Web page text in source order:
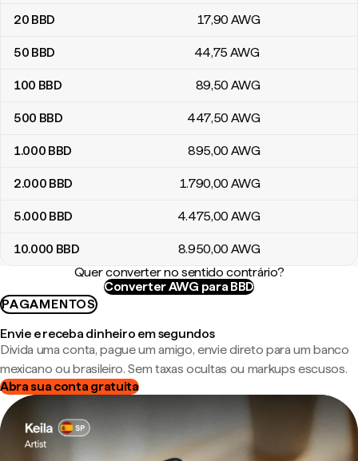
20 BBD 17,90 AWG
50 BBD 44,75 AWG
100 BBD 89,50 AWG
500 BBD 447,50 AWG
1.000 BBD 895,00 AWG
2.000 BBD 1.790,00 AWG
5.000 BBD 4.475,00 AWG
10.000 BBD 8.950,00 AWG
Quer converter no sentido contrário?
Converter AWG para BBD
PAGAMENTOS
Envie e receba dinheiro em segundos
Divida uma conta, pague um amigo, envie direto para um banco
mexicano ou brasileiro. Sem taxas ocultas ou markups escusos.
Abra sua conta gratuita